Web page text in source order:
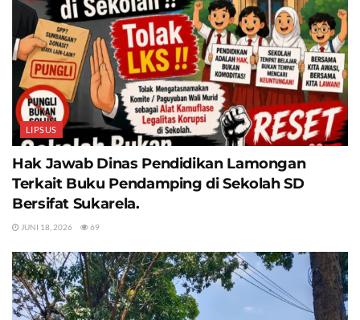
LIPSUS
Hak Jawab Dinas Pendidikan Lamongan
Terkait Buku Pendamping di Sekolah SD
Bersifat Sukarela.
JUNI 18, 2026 69